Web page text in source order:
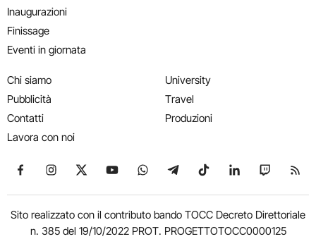
Inaugurazioni
Finissage
Eventi in giornata
Chi siamo
Pubblicità
Contatti
Lavora con noi
University
Travel
Produzioni
Seguici su Facebook
Seguici su Instagram
Seguici su X
Seguici su YouTube
Seguici su WhatsApp
Seguici su Telegram
Seguici su TikTok
Seguici su
Seguici
Sito realizzato con il contributo bando TOCC Decreto Direttoriale
n. 385 del 19/10/2022 PROT. PROGETTOTOCC0000125